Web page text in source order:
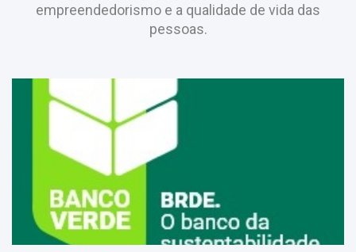
empreendedorismo e a qualidade de vida das
pessoas.